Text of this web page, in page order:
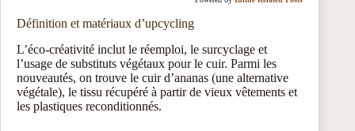
Définition et matériaux d’upcycling
L’éco-créativité inclut le réemploi, le surcyclage et
l’usage de substituts végétaux pour le cuir. Parmi les
nouveautés, on trouve le cuir d’ananas (une alternative
végétale), le tissu récupéré à partir de vieux vêtements et
les plastiques reconditionnés.